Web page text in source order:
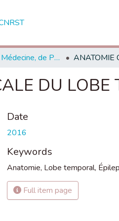
Faculté de Médecine, de Pharmacie et de Médecine Dentaire - Fès
DU LOBE
Date
2016
Keywords
Anatomie, Lobe temporal,
Full item page